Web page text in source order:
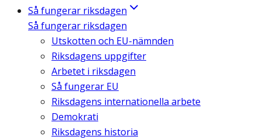
Så fungerar riksdagen
Så fungerar riksdagen
Utskotten och EU-nämnden
Riksdagens uppgifter
Arbetet i riksdagen
Så fungerar EU
Riksdagens internationella arbete
Demokrati
Riksdagens historia